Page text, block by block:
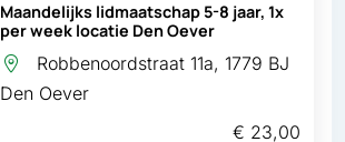
Maandelijks lidmaatschap 5-8 jaar, 1x
per week locatie Den Oever
Robbenoordstraat 11a, 1779 BJ
Den Oever
€ 23,00